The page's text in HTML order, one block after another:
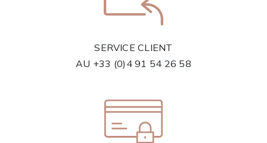
SERVICE CLIENT
AU +33 (0)4 91 54 26 58